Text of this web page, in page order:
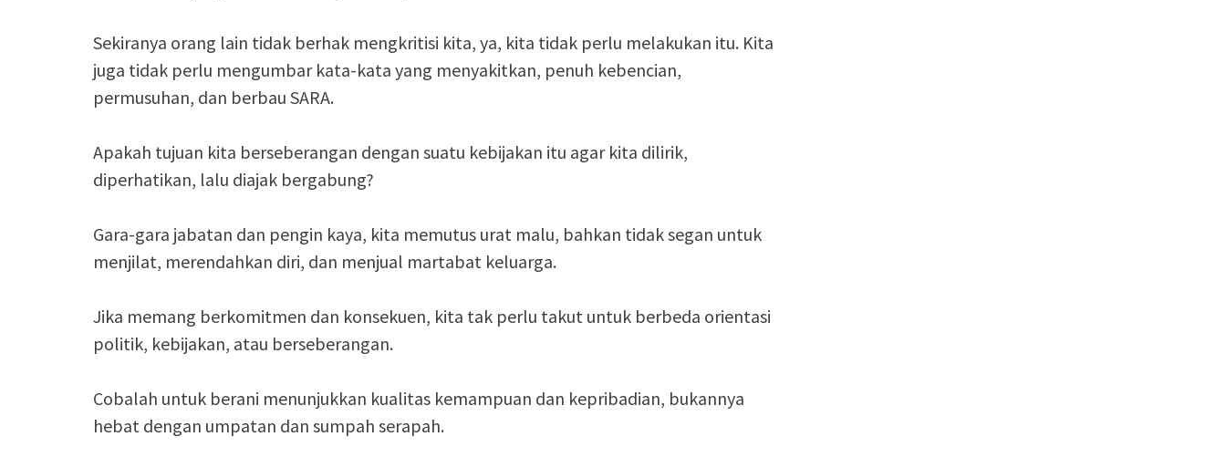
Sekiranya orang lain tidak berhak mengkritisi kita, ya, kita tidak perlu melakukan itu. Kita
juga tidak perlu mengumbar kata-kata yang menyakitkan, penuh kebencian,
permusuhan, dan berbau SARA.
Apakah tujuan kita berseberangan dengan suatu kebijakan itu agar kita dilirik,
diperhatikan, lalu diajak bergabung?
Gara-gara jabatan dan pengin kaya, kita memutus urat malu, bahkan tidak segan untuk
menjilat, merendahkan diri, dan menjual martabat keluarga.
Jika memang berkomitmen dan konsekuen, kita tak perlu takut untuk berbeda orientasi
politik, kebijakan, atau berseberangan.
Cobalah untuk berani menunjukkan kualitas kemampuan dan kepribadian, bukannya
hebat dengan umpatan dan sumpah serapah.